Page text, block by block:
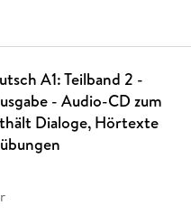
A1: Teilband 2 -
- Audio-CD zum
Dialoge, Hörtexte